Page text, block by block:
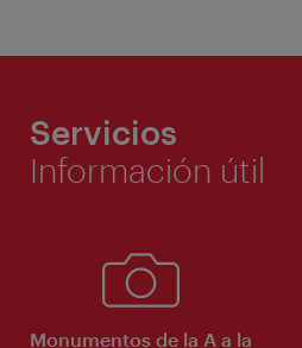
Servicios
Información útil
Monumentos de la A a la